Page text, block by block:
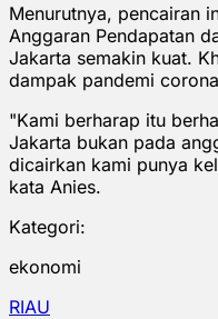
Menurutnya, pencairan
Anggaran Pendapatan
Jakarta semakin kuat.
dampak pandemi
"Kami berharap itu
Jakarta bukan pada
dicairkan kami punya
kata Anies.
Kategori:
ekonomi
RIAU